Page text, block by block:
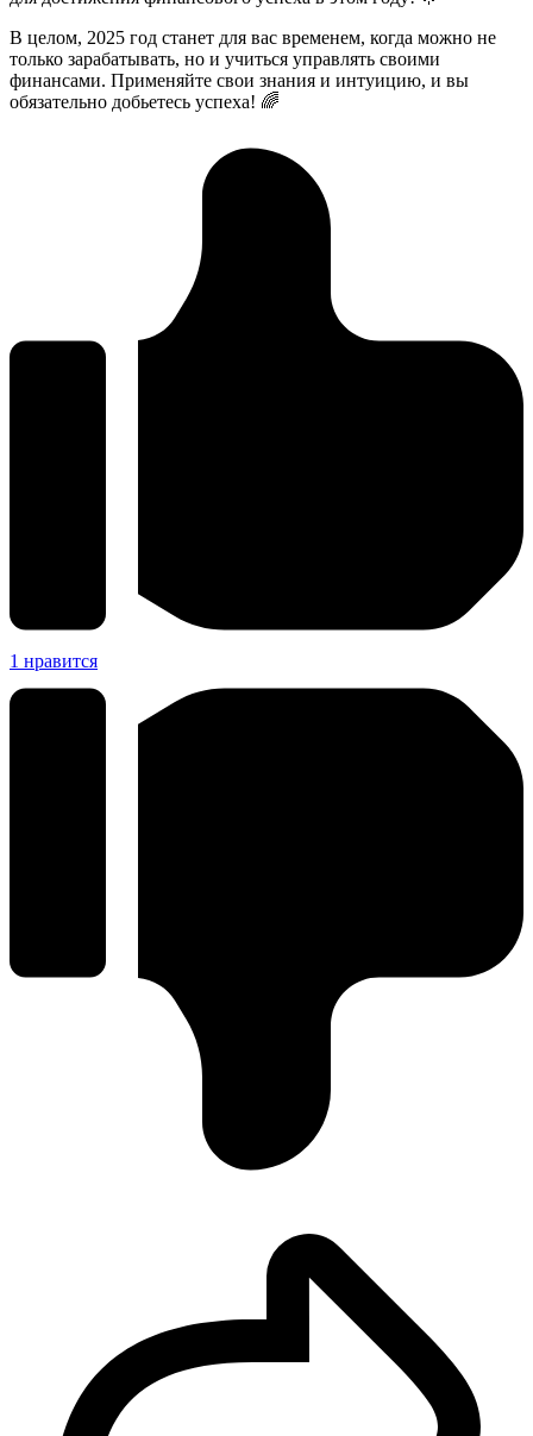
В целом, 2025 год станет для вас временем, когда можно не
только зарабатывать, но и учиться управлять своими
финансами. Применяйте свои знания и интуицию, и вы
обязательно добьетесь успеха! 🌈
1 нравится